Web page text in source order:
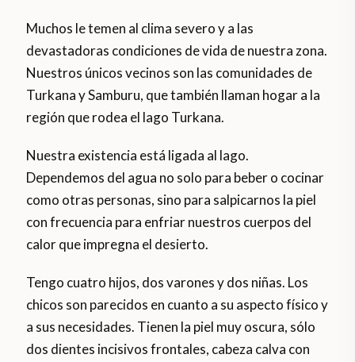
Muchos le temen al clima severo y a las
devastadoras condiciones de vida de nuestra zona.
Nuestros únicos vecinos son las comunidades de
Turkana y Samburu, que también llaman hogar a la
región que rodea el lago Turkana.
Nuestra existencia está ligada al lago.
Dependemos del agua no solo para beber o cocinar
como otras personas, sino para salpicarnos la piel
con frecuencia para enfriar nuestros cuerpos del
calor que impregna el desierto.
Tengo cuatro hijos, dos varones y dos niñas. Los
chicos son parecidos en cuanto a su aspecto físico y
a sus necesidades. Tienen la piel muy oscura, sólo
dos dientes incisivos frontales, cabeza calva con